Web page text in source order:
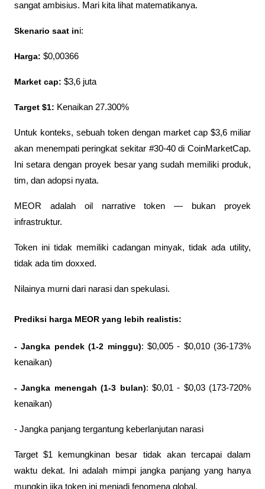
sangat ambisius. Mari kita lihat matematikanya.
Skenario saat ini:
Harga: $0,00366
Market cap: $3,6 juta
Target $1: Kenaikan 27.300%
Untuk konteks, sebuah token dengan market cap $3,6 miliar
akan menempati peringkat sekitar #30-40 di CoinMarketCap.
Ini setara dengan proyek besar yang sudah memiliki produk,
tim, dan adopsi nyata.
MEOR adalah oil narrative token — bukan proyek
infrastruktur.
Token ini tidak memiliki cadangan minyak, tidak ada utility,
tidak ada tim doxxed.
Nilainya murni dari narasi dan spekulasi.
Prediksi harga MEOR yang lebih realistis:
- Jangka pendek (1-2 minggu): $0,005 - $0,010 (36-173%
kenaikan)
- Jangka menengah (1-3 bulan): $0,01 - $0,03 (173-720%
kenaikan)
- Jangka panjang tergantung keberlanjutan narasi
Target $1 kemungkinan besar tidak akan tercapai dalam
waktu dekat. Ini adalah mimpi jangka panjang yang hanya
mungkin jika token ini menjadi fenomena global.